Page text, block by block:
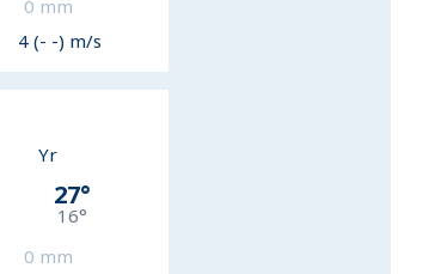
0 mm
4 (- -) m/s
Yr
27°
16°
0 mm